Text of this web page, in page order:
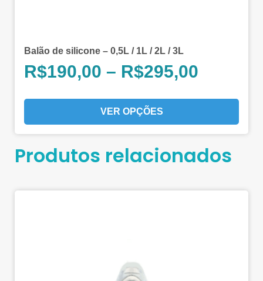
Balão de silicone – 0,5L / 1L / 2L / 3L
R$190,00 – R$295,00
VER OPÇÕES
Produtos relacionados